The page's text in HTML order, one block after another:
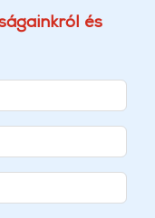
és